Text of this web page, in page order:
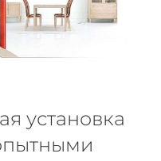
установка